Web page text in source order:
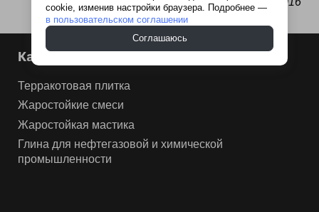
Каталог продукции
Терракотовая плитка
Жаростойкие смеси
Жаростойкая мастика
Глина для нефтегазовой и химической
промышленности
cookie, изменив настройки браузера. Подробнее —
в пользовательском соглашении
Соглашаюсь